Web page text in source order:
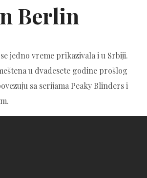
Berlin
jedno vreme prikazivala i u Srbiji.
u dvadesete godine prošlog
sa serijama Peaky Blinders i